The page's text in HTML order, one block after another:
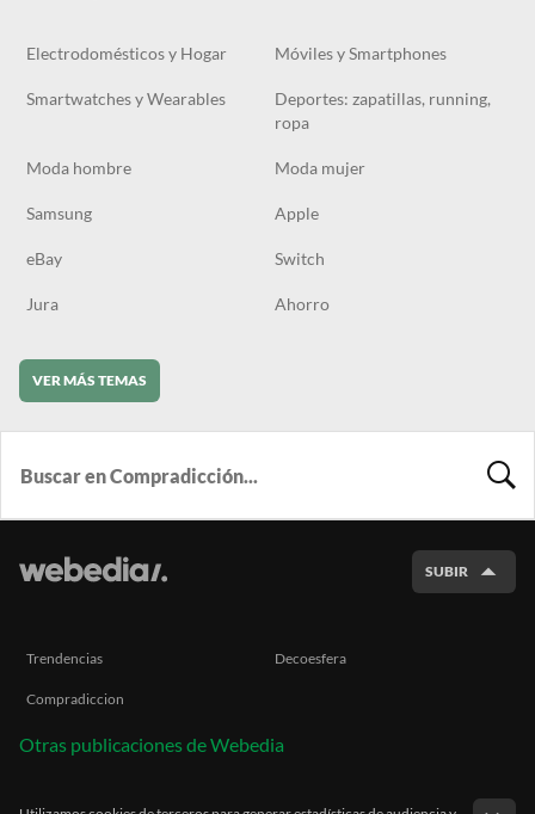
Electrodomésticos y Hogar Móviles y Smartphones
Smartwatches y Wearables
Deportes: zapatillas, running,
ropa
Moda hombre Moda mujer
Samsung Apple
eBay Switch
Jura Ahorro
VER MÁS TEMAS
SUBIR
Trendencias Decoesfera
Compradiccion
Otras publicaciones de Webedia